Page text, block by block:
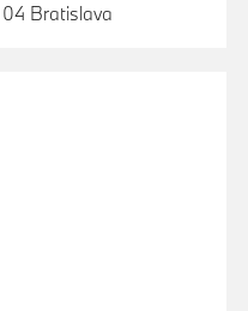
04 Bratislava